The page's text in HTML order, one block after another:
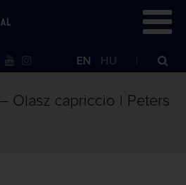
EN HU
Olasz capriccio | Peters